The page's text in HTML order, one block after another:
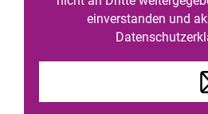
einverstanden und